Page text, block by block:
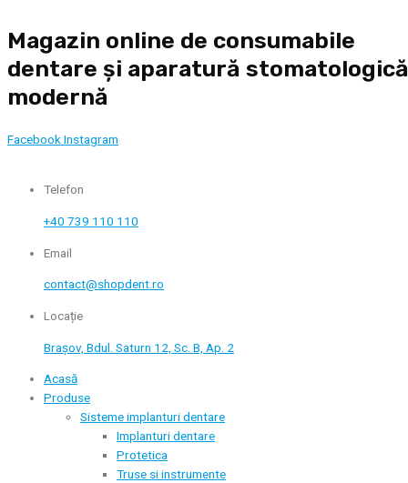
to
content
Magazin online de consumabile
dentare și aparatură stomatologică
modernă
FacebookInstagram
Telefon
+40 739 110 110
Email
contact@shopdent.ro
Locație
Brașov, Bdul. Saturn 12, Sc. B, Ap. 2
Acasă
Produse
Sisteme implanturi dentare
Implanturi dentare
Protetica
Truse si instrumente